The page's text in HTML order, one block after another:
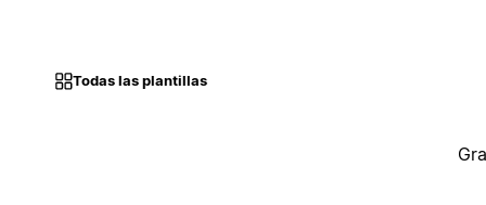
Todas las plantillas